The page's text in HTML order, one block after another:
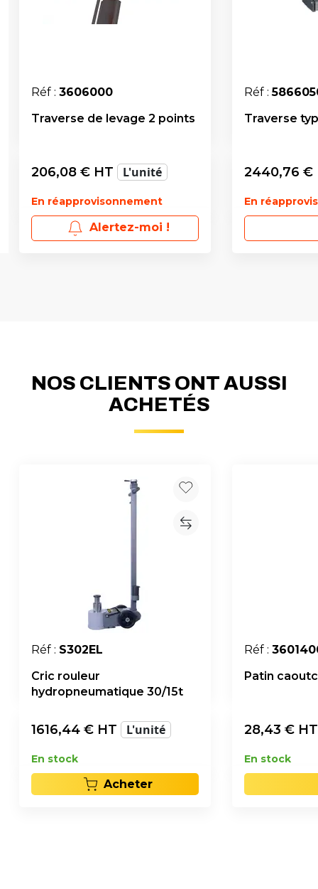
Réf : 3606000
Traverse de levage 2 points
206,08 € HT L'unité
En réapprovisonnement
Alertez-moi !
Réf :
Traverse
2440,76 €
En
NOS CLIENTS ONT AUSSI
ACHETÉS
Réf : S302EL
Cric rouleur
hydropneumatique 30/15t
1616,44 € HT L'unité
En stock
Acheter
Réf :
Patin
28,43 €
En stock